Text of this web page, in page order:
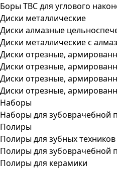
Боры ТВС для углового
Диски металлические
Диски алмазные
Диски металлические с
Диски отрезные,
Диски отрезные,
Диски отрезные,
Диски отрезные,
Наборы
Наборы для зубоврачебной
Полиры
Полиры для зубных техников
Полиры для зубоврачебной
Полиры для керамики